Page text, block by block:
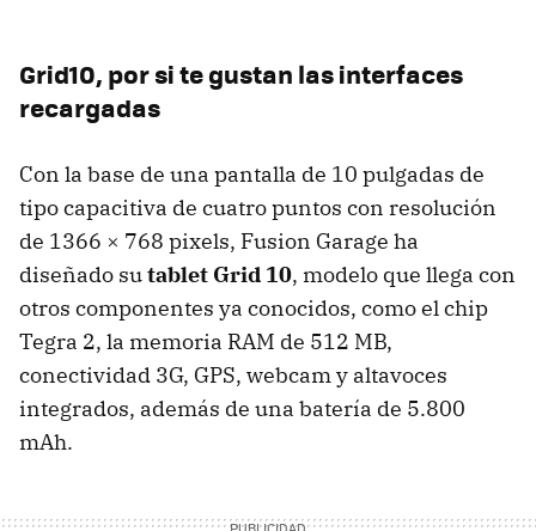
Grid10, por si te gustan las interfaces
recargadas
Con la base de una pantalla de 10 pulgadas de
tipo capacitiva de cuatro puntos con resolución
de 1366 × 768 pixels, Fusion Garage ha
diseñado sutablet Grid 10, modelo que llega con
otros componentes ya conocidos, como el chip
Tegra 2, la memoria RAM de 512 MB,
conectividad 3G, GPS, webcam y altavoces
integrados, además de una batería de 5.800
mAh.